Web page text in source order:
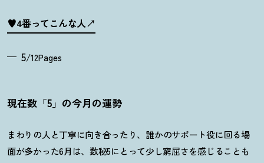
♥4番ってこんな人
5/12Pages
現在数「5」の今月の運勢
まわりの人と丁寧に向き合ったり、誰かのサポート役に回る場
面が多かった6月は、数秘5にとって少し窮屈さを感じることも